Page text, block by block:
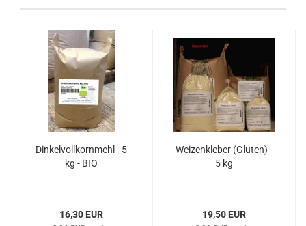
Dinkelvollkornmehl - 5
kg - BIO
16,30 EUR
Weizenkleber (Gluten) -
5 kg
19,50 EUR